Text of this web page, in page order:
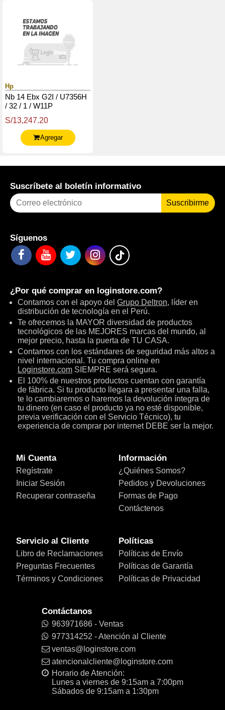
Hp
Nb 14 Ebx G2I / U7356H
/ 32 / 1 / W11P
S/13,247.20
Agregar
Suscríbete al boletín informativo
Suscribirme
Síguenos
¿Por qué comprar en loginstore.com?
Contamos con el apoyo del Grupo Deltron, líder en
distribución de tecnología en el Perú.
Te ofrecemos la MAYOR diversidad de productos
tecnológicos de las MEJORES marcas del mundo, al
mejor precio, hasta la puerta de TU CASA.
Contamos con los estándares de seguridad más altos a
nivel internacional. Tu compra online en
Loginstore.com SIEMPRE será segura.
El 100% de nuestros productos cuentan con garantía
de fábrica. Si tu producto llegara a presentar una falla,
te lo cambiaremos o haremos la devolución íntegra de
tu dinero (en caso el producto ya no esté disponible,
previa verificación con el Servicio Técnico), tu
experiencia de comprar por internet DEBE ser la mejor.
Mi Cuenta
Regístrate
Iniciar Sesión
Recuperar contraseña
Información
¿Quiénes Somos?
Pedidos y Devoluciones
Formas de Pago
Contáctenos
Servicio al Cliente
Libro de Reclamaciones
Preguntas Frecuentes
Términos y Condiciones
Políticas
Políticas de Envío
Políticas de Garantía
Políticas de Privacidad
Contáctanos
963971686 - Ventas
977314252 - Atención al Cliente
ventas@loginstore.com
atencionalcliente@loginstore.com
Horario de Atención:
Lunes a viernes de 9:15am a 7:00pm
Sábados de 9:15am a 1:30pm